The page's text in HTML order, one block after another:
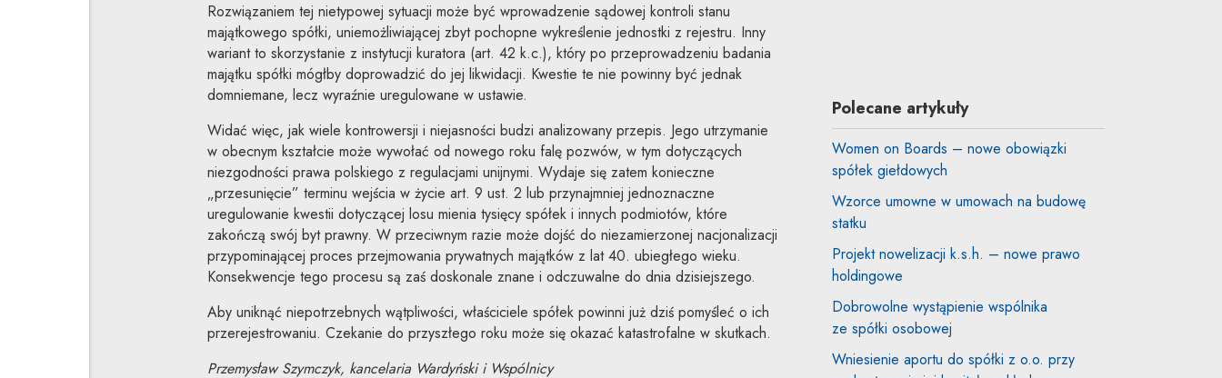
Rozwiązaniem tej nietypowej sytuacji może być wprowadzenie sądowej kontroli stanu
majątkowego spółki, uniemożliwiającej zbyt pochopne wykreślenie jednostki z rejestru. Inny
wariant to skorzystanie z instytucji kuratora (art. 42 k.c.), który po przeprowadzeniu badania
majątku spółki mógłby doprowadzić do jej likwidacji. Kwestie te nie powinny być jednak
domniemane, lecz wyraźnie uregulowane w ustawie.
Widać więc, jak wiele kontrowersji i niejasności budzi analizowany przepis. Jego utrzymanie
w obecnym kształcie może wywołać od nowego roku falę pozwów, w tym dotyczących
niezgodności prawa polskiego z regulacjami unijnymi. Wydaje się zatem konieczne
„przesunięcie” terminu wejścia w życie art. 9 ust. 2 lub przynajmniej jednoznaczne
uregulowanie kwestii dotyczącej losu mienia tysięcy spółek i innych podmiotów, które
zakończą swój byt prawny. W przeciwnym razie może dojść do niezamierzonej nacjonalizacji
przypominającej proces przejmowania prywatnych majątków z lat 40. ubiegłego wieku.
Konsekwencje tego procesu są zaś doskonale znane i odczuwalne do dnia dzisiejszego.
Aby uniknąć niepotrzebnych wątpliwości, właściciele spółek powinni już dziś pomyśleć o ich
przerejestrowaniu. Czekanie do przyszłego roku może się okazać katastrofalne w skutkach.
Przemysław Szymczyk, kancelaria Wardyński i Wspólnicy
Polecane artykuły
Women on Boards – nowe obowiązki
spółek giełdowych
Wzorce umowne w umowach na budowę
statku
Projekt nowelizacji k.s.h. – nowe prawo
holdingowe
Dobrowolne wystąpienie wspólnika
ze spółki osobowej
Wniesienie aportu do spółki z o.o. przy